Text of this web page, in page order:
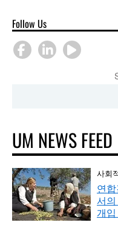
Follow Us
UM NEWS FEED
사회
연
서
개